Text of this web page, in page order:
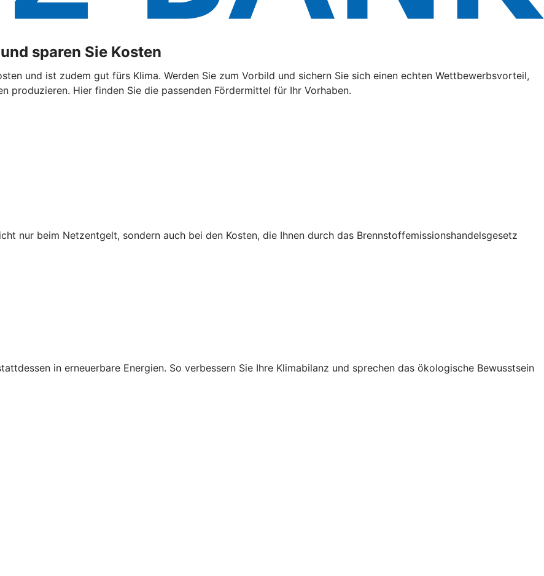
sparen Sie Kosten
und ist zudem gut fürs Klima. Werden Sie zum Vorbild und sichern Sie sich einen echten Wettbewerbsvorteil,
produzieren. Hier finden Sie die passenden Fördermittel für Ihr Vorhaben.
nur beim Netzentgelt, sondern auch bei den Kosten, die Ihnen durch das Brennstoffemissionshandelsgesetz
in erneuerbare Energien. So verbessern Sie Ihre Klimabilanz und sprechen das ökologische Bewusstsein